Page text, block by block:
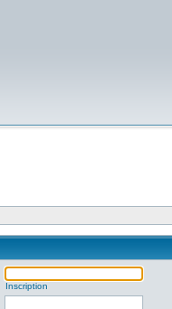
Inscription